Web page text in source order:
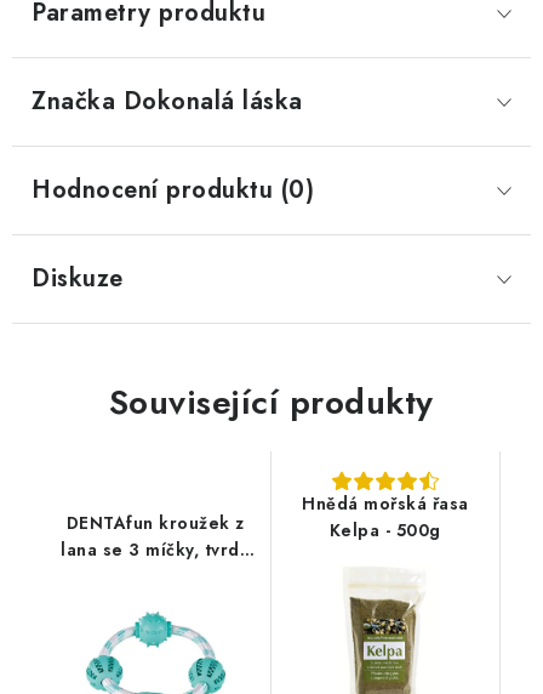
Parametry produktu
Značka Dokonalá láska
Hodnocení produktu (0)
Diskuze
Související produkty
DENTAfun kroužek z
lana se 3 míčky, tvrdá
Hnědá mořská řasa
Kelpa - 500g